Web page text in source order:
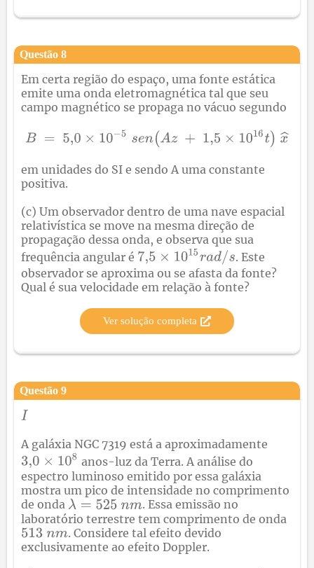
Questão 8
Em certa região do espaço, uma fonte estática
emite uma onda eletromagnética tal que seu
campo magnético se propaga no vácuo segundo
em unidades do SI e sendo A uma constante
positiva.
(c) Um observador dentro de uma nave espacial
relativística se move na mesma direção de
propagação dessa onda, e observa que sua
frequência angular é
. Este
observador se aproxima ou se afasta da fonte?
Qual é sua velocidade em relação à fonte?
Ver solução completa
Questão 9
A galáxia NGC 7319 está a aproximadamente
anos-luz da Terra. A análise do
espectro luminoso emitido por essa galáxia
mostra um pico de intensidade no comprimento
de onda
. Essa emissão no
laboratório terrestre tem comprimento de onda
. Considere tal efeito devido
exclusivamente ao efeito Doppler.